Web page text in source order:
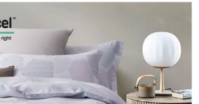
或使用他人資訊註冊。若發現惡意使用之情形，
停止該用戶之使用額度並採取法律行動。